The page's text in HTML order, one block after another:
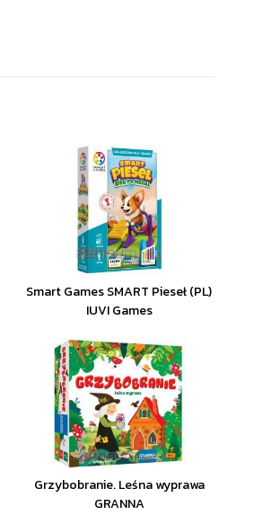
Smart Games SMART Pieseł (PL)
IUVI Games
Grzybobranie. Leśna wyprawa
GRANNA